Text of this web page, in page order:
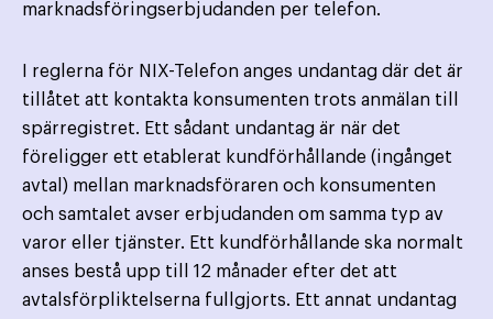
marknadsföringserbjudanden per telefon.
I reglerna för NIX-Telefon anges undantag där det är
tillåtet att kontakta konsumenten trots anmälan till
spärregistret. Ett sådant undantag är när det
föreligger ett etablerat kundförhållande (ingånget
avtal) mellan marknadsföraren och konsumenten
och samtalet avser erbjudanden om samma typ av
varor eller tjänster. Ett kundförhållande ska normalt
anses bestå upp till 12 månader efter det att
avtalsförpliktelserna fullgjorts. Ett annat undantag